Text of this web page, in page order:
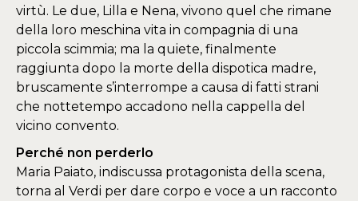
virtù. Le due, Lilla e Nena, vivono quel che rimane
della loro meschina vita in compagnia di una
piccola scimmia; ma la quiete, finalmente
raggiunta dopo la morte della dispotica madre,
bruscamente s’interrompe a causa di fatti strani
che nottetempo accadono nella cappella del
vicino convento.
Perché non perderlo
Maria Paiato, indiscussa protagonista della scena,
torna al Verdi per dare corpo e voce a un racconto